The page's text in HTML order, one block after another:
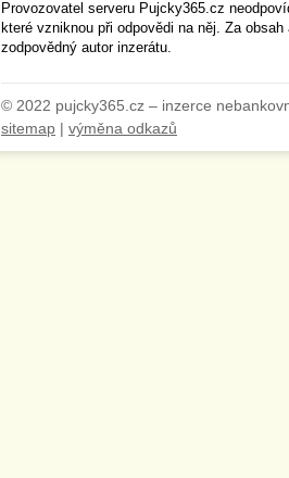
Provozovatel serveru Pujcky365.cz
které vzniknou při odpovědi na něj. Za
zodpovědný autor inzerátu.
© 2022 pujcky365.cz – inzerce
sitemap | výměna odkazů